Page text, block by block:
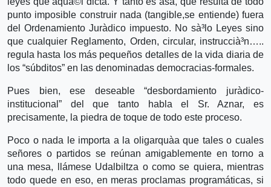
punto imposible construir nada (tangible,se entiende) fuera
del Ordenamiento Jurà­dico impuesto. No sà³lo Leyes sino
que cualquier Reglamento, Orden, circular, instruccià³n…..
regula hasta los más pequeños detalles de la vida diaria de
los “súbditos” en las denominadas democracias-formales.
Pues bien, ese deseable “desbordamiento jurà­dico-
institucional” del que tanto habla el Sr. Aznar, es
precisamente, la piedra de toque de todo este proceso.
Poco o nada le importa a la oligarquà­a que tales o cuales
señores o partidos se reúnan amigablemente en torno a
una mesa, llámese Udalbiltza o como se quiera, mientras
todo quede en eso, en meras proclamas programáticas, si